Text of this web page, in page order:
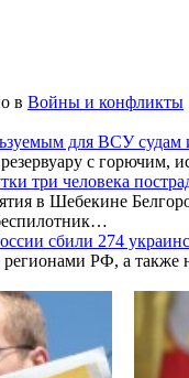
в Войны и конфликты
с
в Шебекине
регионами РФ, а